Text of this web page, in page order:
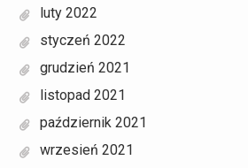
luty 2022
styczeń 2022
grudzień 2021
listopad 2021
październik 2021
wrzesień 2021